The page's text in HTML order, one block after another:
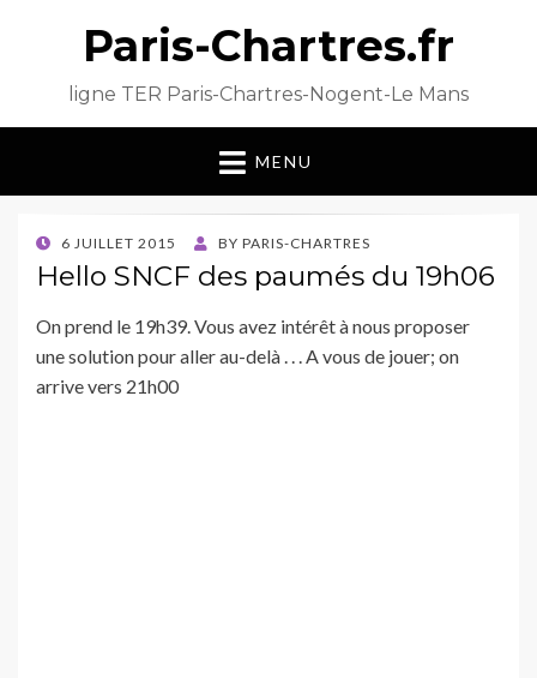
Paris-Chartres.fr
ligne TER Paris-Chartres-Nogent-Le Mans
MENU
POSTED
ON
6 JUILLET 2015 BY PARIS-CHARTRES
Hello SNCF des paumés du 19h06
On prend le 19h39. Vous avez intérêt à nous proposer
une solution pour aller au-delà . . . A vous de jouer; on
arrive vers 21h00